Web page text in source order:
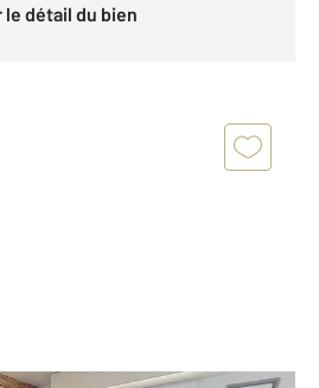
le détail du bien